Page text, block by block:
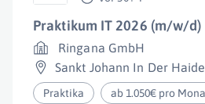
Praktikum IT 2026 (m/w/d)
Ringana GmbH
Sankt Johann In Der Haide
Praktika ab 1.050€ pro